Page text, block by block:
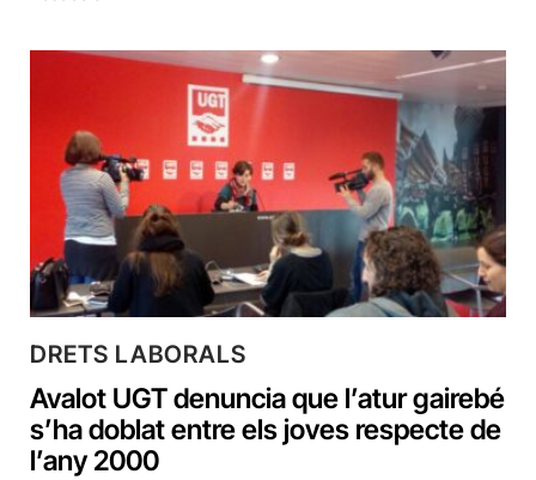
DRETS LABORALS
Avalot UGT denuncia que l’atur gairebé
s’ha doblat entre els joves respecte de
l’any 2000